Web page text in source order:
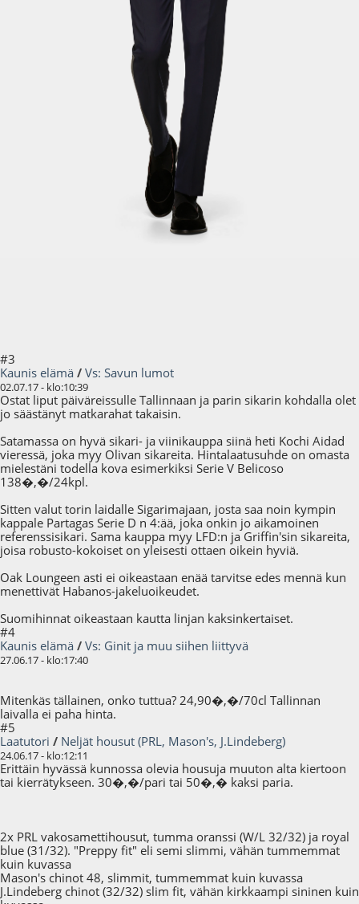
#3
Kaunis elämä / Vs: Savun lumot
02.07.17 - klo:10:39
Ostat liput päiväreissulle Tallinnaan ja parin sikarin kohdalla olet
jo säästänyt matkarahat takaisin.
Satamassa on hyvä sikari- ja viinikauppa siinä heti Kochi Aidad
vieressä, joka myy Olivan sikareita. Hintalaatusuhde on omasta
mielestäni todella kova esimerkiksi Serie V Belicoso
138�,�/24kpl.
Sitten valut torin laidalle Sigarimajaan, josta saa noin kympin
kappale Partagas Serie D n 4:ää, joka onkin jo aikamoinen
referenssisikari. Sama kauppa myy LFD:n ja Griffin'sin sikareita,
joisa robusto-kokoiset on yleisesti ottaen oikein hyviä.
Oak Loungeen asti ei oikeastaan enää tarvitse edes mennä kun
menettivät Habanos-jakeluoikeudet.
Suomihinnat oikeastaan kautta linjan kaksinkertaiset.
#4
Kaunis elämä / Vs: Ginit ja muu siihen liittyvä
27.06.17 - klo:17:40
Mitenkäs tällainen, onko tuttua? 24,90�,�/70cl Tallinnan
laivalla ei paha hinta.
#5
Laatutori / Neljät housut (PRL, Mason's, J.Lindeberg)
24.06.17 - klo:12:11
Erittäin hyvässä kunnossa olevia housuja muuton alta kiertoon
tai kierrätykseen. 30�,�/pari tai 50�,� kaksi paria.
2x PRL vakosamettihousut, tumma oranssi (W/L 32/32) ja royal
blue (31/32). "Preppy fit" eli semi slimmi, vähän tummemmat
kuin kuvassa
Mason's chinot 48, slimmit, tummemmat kuin kuvassa
J.Lindeberg chinot (32/32) slim fit, vähän kirkkaampi sininen kuin